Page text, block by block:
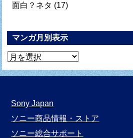
面白？ネタ (17)
マンガ月別表示
マ
ン
月
別
表
Sony Japan
ソニー商品情報・ストア
ソニー総合サポート